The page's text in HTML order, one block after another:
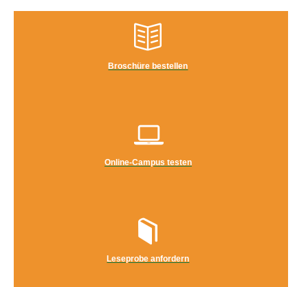
Broschüre bestellen
Online-Campus testen
Leseprobe anfordern